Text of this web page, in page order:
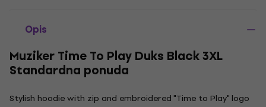
Opis
Muziker Time To Play Duks Black 3XL
Standardna ponuda
Stylish hoodie with zip and embroidered "Time to Play" logo